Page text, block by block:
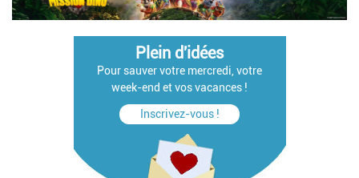
Plein d'idées
Pour sauver votre mercredi, votre
week-end et vos vacances !
Inscrivez-vous !